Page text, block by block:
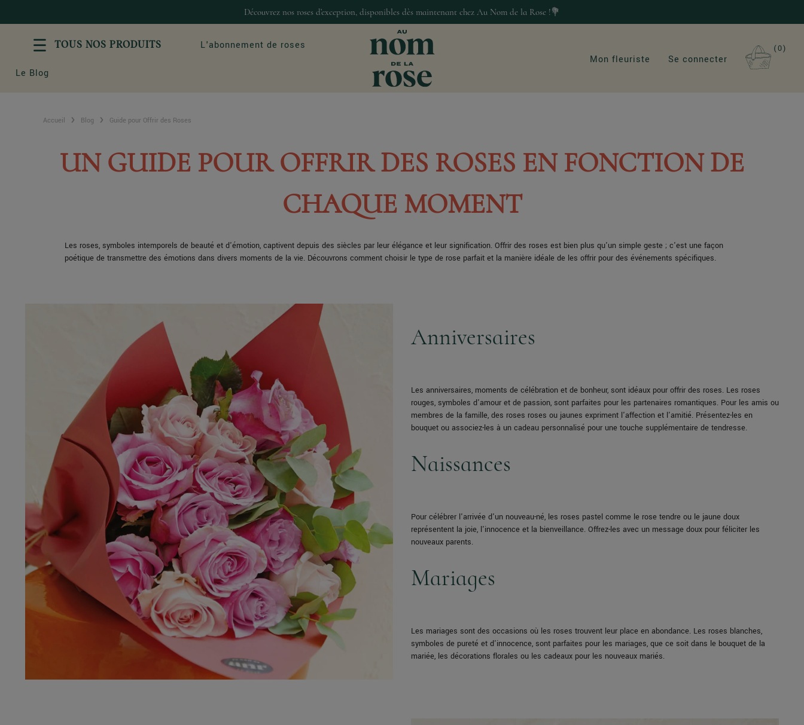
Découvrez nos roses d’exception, disponibles dès maintenant chez Au Nom de la Rose !💐
TOUS NOS PRODUITS
ROSES & BOUQUETS
Les coeurs de roses
Anniversaire
Bougies et senteur
L'abonnement de roses
Le Blog
Mon fleuriste Se connecter
0
Accueil Blog Guide pour Offrir des Roses
UN GUIDE POUR OFFRIR DES ROSES EN FONCTION DE
CHAQUE MOMENT
Les roses, symboles intemporels de beauté et d'émotion, captivent depuis des siècles par leur élégance et leur signification. Offrir des roses est bien plus qu'un simple geste ; c'est une façon
poétique de transmettre des émotions dans divers moments de la vie. Découvrons comment choisir le type de rose parfait et la manière idéale de les offrir pour des événements spécifiques.
Anniversaires
Les anniversaires, moments de célébration et de bonheur, sont idéaux pour offrir des roses. Les roses
rouges, symboles d'amour et de passion, sont parfaites pour les partenaires romantiques. Pour les amis ou
membres de la famille, des roses roses ou jaunes expriment l'affection et l'amitié. Présentez-les en
bouquet ou associez-les à un cadeau personnalisé pour une touche supplémentaire de tendresse.
Naissances
Pour célébrer l'arrivée d'un nouveau-né, les roses pastel comme le rose tendre ou le jaune doux
représentent la joie, l'innocence et la bienveillance. Offrez-les avec un message doux pour féliciter les
nouveaux parents.
Mariages
Les mariages sont des occasions où les roses trouvent leur place en abondance. Les roses blanches,
symboles de pureté et d'innocence, sont parfaites pour les mariages, que ce soit dans le bouquet de la
mariée, les décorations florales ou les cadeaux pour les nouveaux mariés.